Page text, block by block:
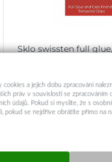
Sklo swissten full
229,-
Okamžité
a jejich dobu zpracování
práv v souvislosti se zpracováním
údajů. Pokud si myslíte, že s
se nejdříve obrátíte přímo na